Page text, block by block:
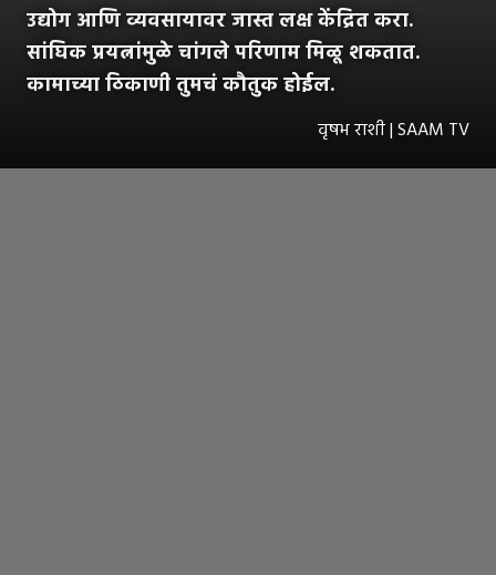
उद्योग आणि व्यवसायावर जास्त लक्ष केंद्रित करा.
सांघिक प्रयत्नांमुळे चांगले परिणाम मिळू शकतात.
कामाच्या ठिकाणी तुमचं कौतुक होईल.
वृषभ राशी | SAAM TV